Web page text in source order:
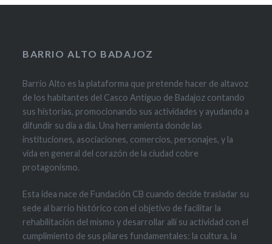
BARRIO ALTO BADAJOZ
Barrio Alto es la plataforma que pretende hacer de altavoz
de los habitantes del Casco Antiguo de Badajoz contando
sus historias, promocionando sus actividades y ayudando a
difundir su día a día. Una herramienta donde las
instituciones, asociaciones, comercios, personajes, y la
vida en general del corazón de la ciudad cobre
protagonismo.
Esta idea nace de Fundación CB cuando decide trasladar su
sede al barrio histórico con el objetivo de facilitar la
rehabilitación del mismo y desarrollar allí su actividad con el
cumplimiento de sus pilares fundamentales: la cultura, la